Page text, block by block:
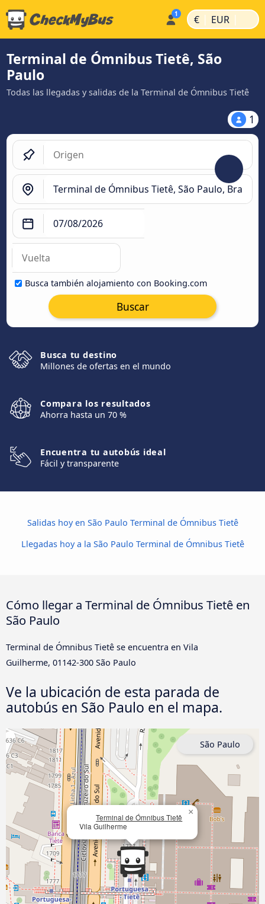
€ | EUR |
Terminal de Ómnibus Tietê, São
Paulo
Todas las llegadas y salidas de la Terminal de Ómnibus Tietê
1
Busca también alojamiento con Booking.com
Buscar
Busca tu destino
Millones de ofertas en el mundo
Compara los resultados
Ahorra hasta un 70 %
Encuentra tu autobús ideal
Fácil y transparente
Salidas hoy en São Paulo Terminal de Ómnibus Tietê
Llegadas hoy a la São Paulo Terminal de Ómnibus Tietê
Cómo llegar a Terminal de Ómnibus Tietê en
São Paulo
Terminal de Ómnibus Tietê se encuentra en Vila
Guilherme, 01142-300 São Paulo
Ve la ubicación de esta parada de
autobús en São Paulo en el mapa.
Terminal de Ómnibus Tietê
Vila Guilherme
×
São Paulo